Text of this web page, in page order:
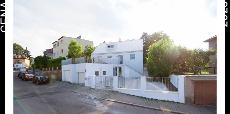
CENA 2026